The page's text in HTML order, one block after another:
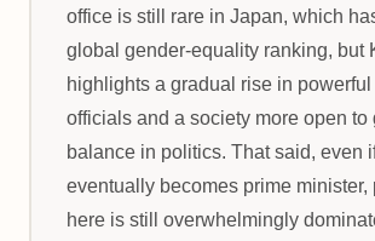
office is still rare in Japan, which
global gender-equality ranking, but
highlights a gradual rise in
officials and a society more open to
balance in politics. That said, even
eventually becomes prime minister,
here is still overwhelmingly